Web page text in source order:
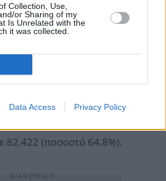
Collection, Use,
or Sharing of my
Is Unrelated with the
it was collected.
Data Access Privacy Policy
του 2023, ανήλθε σε 127.135
μείωση κατά 16.232 άτομα
τον αντίστοιχο μήνα του
- Ιούλιο του 2022 - και αύξηση
σε σχέση με τον
82.422 (ποσοστό 64,8%).